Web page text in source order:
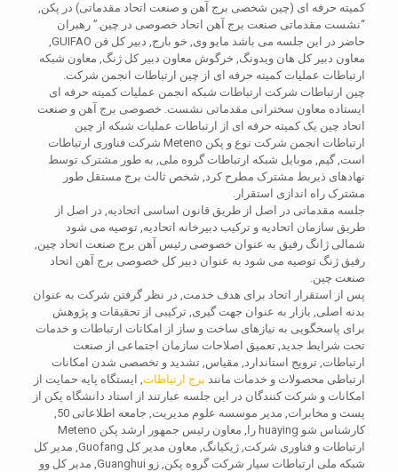
کمیته حرفه ای (چین شخصی برج آهن و صنعت اتحاد مقدماتی) در پکن,
“نشست مقدماتی صنعت برج آهن اتحاد خصوصی در چین.” رهبران
حاضر در این جلسه می باشد مایو وی, خو بارج, دبیر کل فن GUIFAO,
معاون دبیر کل هان ویدونگ, خرگوش معاون دبیر کل ژنگ, معاون شبکه
ارتباطات عملیات کمیته حرفه ای از چین ارتباطات انجمن شرکت.
چین ارتباطات شرکت ارتباطات شبکه انجمن عملیات کمیته حرفه ای
ایستاده معاون سخنرانی مقدماتی نشست. خصوصی برج آهن و صنعت
اتحاد چین یک کمیته حرفه ای از ارتباطات عملیات شبکه از چین
ارتباطات انجمن شرکت نوع و پکن Meteno شرکت فناوری ارتباطات
است, گیم, موبایل شبکه ارتباطات گروه ملی, به طور مشترک توسط
نهادهای ذیربط مشترک مطرح کرد, شخص ثالث برج مستقل طور
مشترک راه اندازی استقرار.
جلسه مقدماتی در اصل از طریق قانون اساسی اتحادیه, در اصل از
طریق سازمان اتحادیه و ترکیب دبیرخانه اتحادیه, توصیه می شود
شمالی ژانگ رفیق به عنوان خصوصی رئیس آهن برج صنعت اتحاد چین,
رفیق ژنگ توصیه می شود به عنوان دبیر کل خصوصی برج آهن اتحاد
صنعت چین.
پس از استقرار اتحاد برای هدف خدمت, در نظر گرفتن شرکت به عنوان
بدنه اصلی, بازار به عنوان جهت گیری, ترکیبی از تحقیقات و پژوهش
برای پاسخگویی به نیازهای ساخت و ساز از امکانات ارتباطات و خدمات
تحت شرایط جدید, تعمیق اصلاحات سازمان اجتماعی از صنعت
ارتباطات, ترویج استاندارد, مقیاس, تشدید و تخصصی شدن امکانات
ارتباطی محصولات و خدمات مانند برج ارتباطات, ایستگاه پایه حمایت از
امکانات و شرکت کنندگان در این جلسه عبارتند از استاد دانشگاه پکن از
پست و مخابرات, مدیر موسسه علوم مدیریت, جامعه اطلاعاتی 50,
کارشناس شو huaying را, معاون رئيس جمهور ارشد پکن Meteno
ارتباطات و فناوری شرکت, ژیکیانگ, معاون مدیر کل Guofang, مدیر کل
شبکه ملی ارتباطات سیار شرکت گروه پکن, زو Guanghui, مدیر کل وو